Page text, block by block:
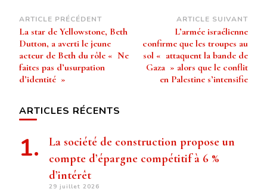
Navigation
d’article
ARTICLE PRÉCÉDENT
La star de Yellowstone, Beth
Dutton, a averti le jeune
acteur de Beth du rôle « Ne
faites pas d’usurpation
d’identité »
ARTICLE SUIVANT
L’armée israélienne
confirme que les troupes au
sol « attaquent la bande de
Gaza » alors que le conflit
en Palestine s’intensifie
ARTICLES RÉCENTS
La société de construction propose un
compte d’épargne compétitif à 6 %
d’intérêt
29 juillet 2026